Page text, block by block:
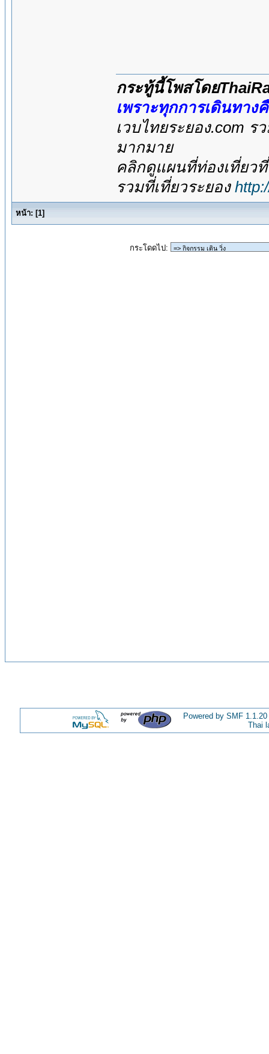
กระทู้นี้โพสโดย
เพราะทุกการเดินทาง
เวบไทยระยอง.com
มากมาย
คลิกดูแผนที่ท่องเที่ยว
รวมที่เที่ยวระยอง
หน้า: [1]
กระโดดไป:
Powered by SMF 1.1.20
Thai